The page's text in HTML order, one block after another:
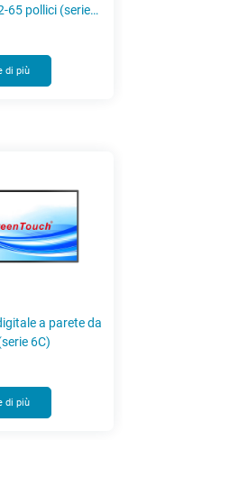
65 pollici (serie
di più
a parete da
6C)
di più